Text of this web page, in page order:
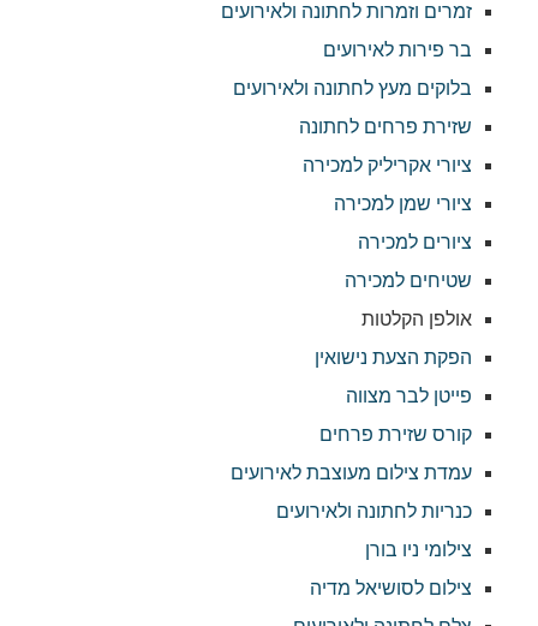
זמרים וזמרות לחתונה ולאירועים
בר פירות לאירועים
בלוקים מעץ לחתונה ולאירועים
שזירת פרחים לחתונה
ציורי אקריליק למכירה
ציורי שמן למכירה
ציורים למכירה
שטיחים למכירה
אולפן הקלטות
הפקת הצעת נישואין
פייטן לבר מצווה
קורס שזירת פרחים
עמדת צילום מעוצבת לאירועים
כנריות לחתונה ולאירועים
צילומי ניו בורן
צילום לסושיאל מדיה